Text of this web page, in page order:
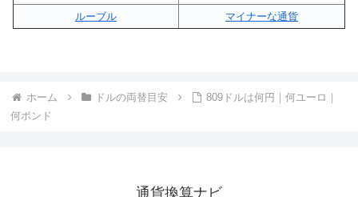
ルーブル
マイナーな通貨
ホーム ドルの両替目安
809ドルは何円｜何ユーロ｜
何ポンド
通貨換算ナビ